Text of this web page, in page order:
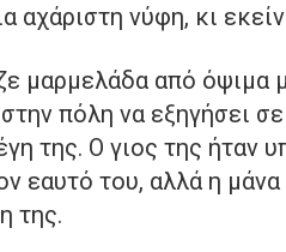
αχάριστη νύφη, κι
μαρμελάδα από όψιμα
πόλη να εξηγήσει
της. Ο γιος της ήταν
εαυτό του, αλλά η
της.